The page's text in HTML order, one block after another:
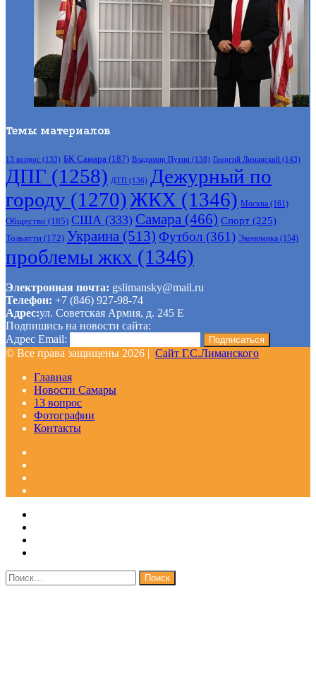
Темы материалов
13 вопрос (133) БК Самара (187) Владимир Путин (138) Георгий Лиманский (143)
ДПГ (1258) ДТП (136) Дежурный по
городу (1270)ЖКХ (1346) Москва (161)
Общество (185) США (333) Самара (466) Спорт (225)
Тольятти (172) Украина (513) Футбол (361) Экономика (154)
проблемы жкх (1346)
Электронная почта: gslimansky@mail.ru
Телефон: +7 (846) 927-98-74
Адрес:ул. Советская Армия, д. 245 Е
Подпишись на новости сайта:
Адрес Email:
© Все права защищены 2026 | Сайт Г.С.Лиманского
Главная
Новости Самары
13 вопрос
Фотографии
Контакты
Facebook
Google+
Одноклассники
WhatsApp
Telegram
Viber
Кнопка
«Наверх»
Закрыть
Найти: